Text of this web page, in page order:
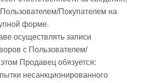
Покупателем на
форме.
осуществлять записи
с Пользователем/
Продавец обязуется:
несанкционированного